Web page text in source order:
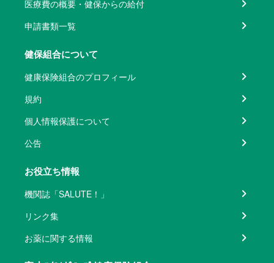
医療費の概要・健保からの給付
申請書類一覧
健保組合について
健康保険組合のプロフィール
規約
個人情報保護について
公告
お役立ち情報
機関誌「SALUTE！」
リンク集
お薬に関する情報